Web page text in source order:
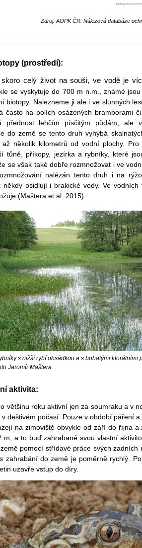
Zdroj: AOPK ČR. Nálezová databáze
(prostředí):
skoro celý život na souši, ve vodě je
se vyskytuje do 700 m n.m., známé
biotopy. Nalezneme ji ale i ve slunných
často na polích osázených bramborami
přednost lehčím písčitým půdám, ale
do země se tento druh vyhýbá
několik kilometrů od vodní plochy.
Pro
tůně, příkopy, jezírka a rybníky, které
se však také dobře rozmnožovat i ve
nalézán tento druh i na
osidlují i brakické vody.Ve vodních
(Maštera et al. 2015).
s nižší rybí obsádkou a s bohatými
Jaromír Maštera
aktivita:
většinu roku aktivní jen za soumraku a v
deštivém počasí. Pouze v období páření
na zimoviště obvykle od září do října
m, a to buď zahrabané svou vlastní
pomocí střídavé práce svých
zahrabání do země je poměrně rychlý.
uzavře vstup do díry.